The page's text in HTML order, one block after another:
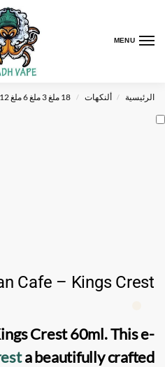
MENU
الرئيسية / ألنكهات / 18 ملغ 3 ملغ 6 ملغ 12 ملغ
Cafe – Kings Crest
Crest 60ml. Thise-
a beautifully crafted